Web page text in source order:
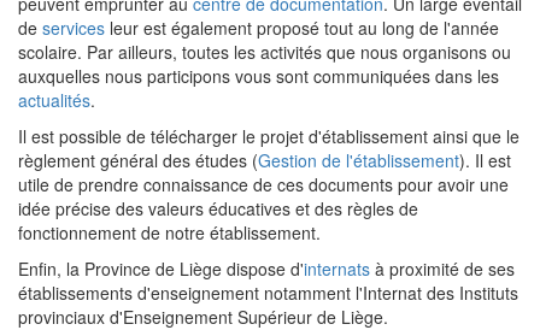
de services leur est également proposé tout au long de l'année
scolaire. Par ailleurs, toutes les activités que nous organisons ou
auxquelles nous participons vous sont communiquées dans les
actualités.
Il est possible de télécharger le projet d'établissement ainsi que le
règlement général des études (Gestion de l'établissement). Il est
utile de prendre connaissance de ces documents pour avoir une
idée précise des valeurs éducatives et des règles de
fonctionnement de notre établissement.
Enfin, la Province de Liège dispose d'internats à proximité de ses
établissements d'enseignement notamment l'Internat des Instituts
provinciaux d'Enseignement Supérieur de Liège.